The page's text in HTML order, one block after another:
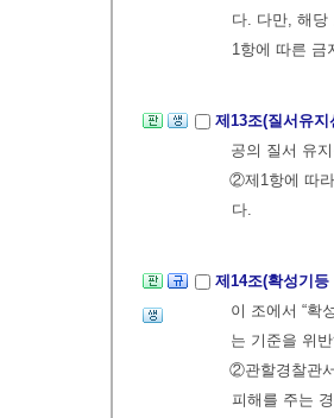
다. 다만, 해당
1항에 따른 금
제13조(질서유
공의 질서 유
②제1항에 따
다.
제14조(확성기
이 조에서 “확
는 기준을 위
②관할경찰관
피해를 주는